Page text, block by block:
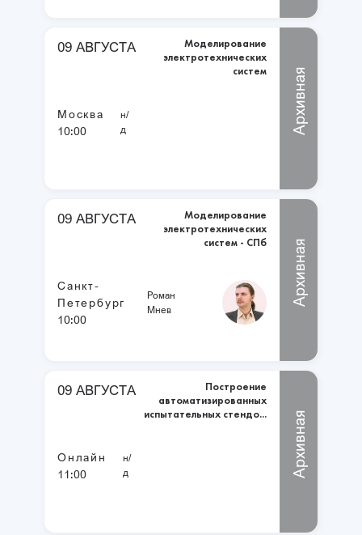
09 АВГУСТА
Моделирование
электротехнических
систем
Москва
10:00
н/
д
Архивная
09 АВГУСТА
Моделирование
электротехнических
систем - СПб
Санкт-
Петербург
10:00
Роман
Мнев
Архивная
09 АВГУСТА
Построение
автоматизированных
испытательных стендо...
Онлайн
11:00
н/
д
Архивная